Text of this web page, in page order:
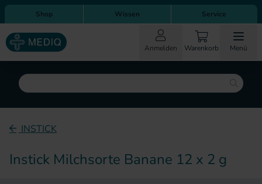
Direkt zum Inhalt
Direkt zur Hauptnavigation
Shop Wissen Service
Anmelden Warenkorb Menü
Suche
INSTICK
Instick Milchsorte Banane 12 x 2 g